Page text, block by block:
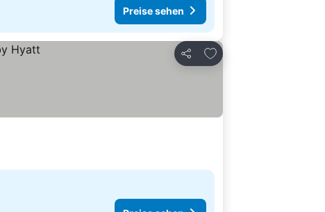
Preise sehen
Teilen
Zu Favoriten hinzufügen